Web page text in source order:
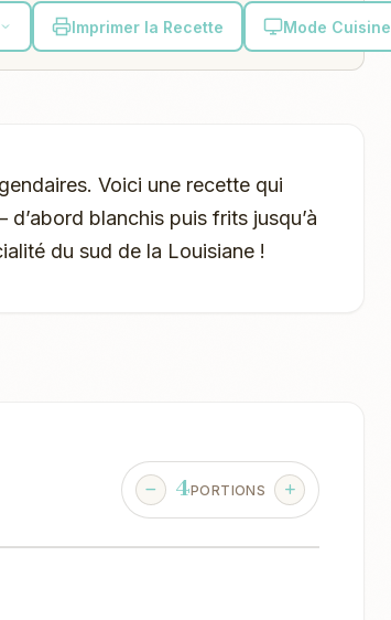
Imprimer la Recette Mode Cuisine
Voici une recette qui
blanchis puis frits jusqu’à
du sud de la Louisiane !
4PORTIONS